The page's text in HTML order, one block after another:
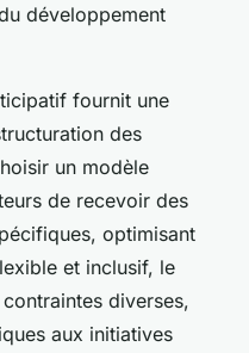
développement
fournit une
des
un modèle
de recevoir des
optimisant
et inclusif, le
diverses,
aux initiatives